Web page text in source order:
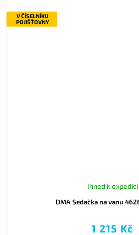
V ČÍSELNÍKU
POJIŠŤOVNY
DMA Sedačka na vanu
Ihned k expedici
1 215 Kč